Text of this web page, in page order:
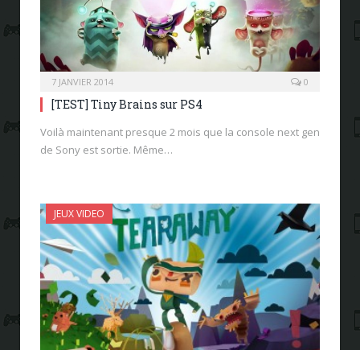
7 JANVIER 2014 0
[TEST] Tiny Brains sur PS4
Voilà maintenant presque 2 mois que la console next gen
de Sony est sortie. Même…
JEUX VIDEO